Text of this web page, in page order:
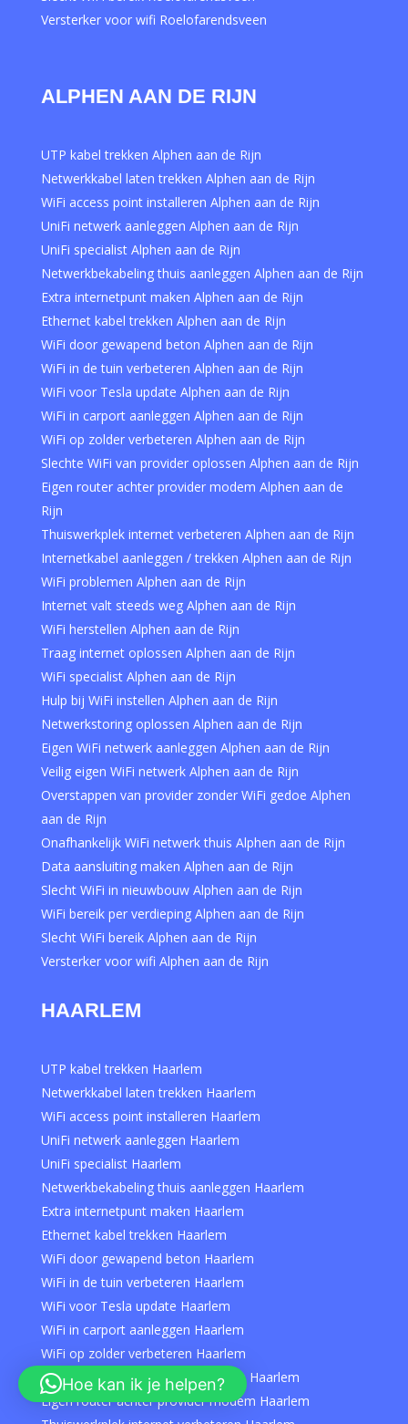
Versterker voor wifi Roelofarendsveen
ALPHEN AAN DE RIJN
UTP kabel trekken Alphen aan de Rijn
Netwerkkabel laten trekken Alphen aan de Rijn
WiFi access point installeren Alphen aan de Rijn
UniFi netwerk aanleggen Alphen aan de Rijn
UniFi specialist Alphen aan de Rijn
Netwerkbekabeling thuis aanleggen Alphen aan de Rijn
Extra internetpunt maken Alphen aan de Rijn
Ethernet kabel trekken Alphen aan de Rijn
WiFi door gewapend beton Alphen aan de Rijn
WiFi in de tuin verbeteren Alphen aan de Rijn
WiFi voor Tesla update Alphen aan de Rijn
WiFi in carport aanleggen Alphen aan de Rijn
WiFi op zolder verbeteren Alphen aan de Rijn
Slechte WiFi van provider oplossen Alphen aan de Rijn
Eigen router achter provider modem Alphen aan de
Rijn
Thuiswerkplek internet verbeteren Alphen aan de Rijn
Internetkabel aanleggen / trekken Alphen aan de Rijn
WiFi problemen Alphen aan de Rijn
Internet valt steeds weg Alphen aan de Rijn
WiFi herstellen Alphen aan de Rijn
Traag internet oplossen Alphen aan de Rijn
WiFi specialist Alphen aan de Rijn
Hulp bij WiFi instellen Alphen aan de Rijn
Netwerkstoring oplossen Alphen aan de Rijn
Eigen WiFi netwerk aanleggen Alphen aan de Rijn
Veilig eigen WiFi netwerk Alphen aan de Rijn
Overstappen van provider zonder WiFi gedoe Alphen
aan de Rijn
Onafhankelijk WiFi netwerk thuis Alphen aan de Rijn
Data aansluiting maken Alphen aan de Rijn
Slecht WiFi in nieuwbouw Alphen aan de Rijn
WiFi bereik per verdieping Alphen aan de Rijn
Slecht WiFi bereik Alphen aan de Rijn
Versterker voor wifi Alphen aan de Rijn
HAARLEM
UTP kabel trekken Haarlem
Netwerkkabel laten trekken Haarlem
WiFi access point installeren Haarlem
UniFi netwerk aanleggen Haarlem
UniFi specialist Haarlem
Netwerkbekabeling thuis aanleggen Haarlem
Extra internetpunt maken Haarlem
Ethernet kabel trekken Haarlem
WiFi door gewapend beton Haarlem
WiFi in de tuin verbeteren Haarlem
WiFi voor Tesla update Haarlem
WiFi in carport aanleggen Haarlem
WiFi op zolder verbeteren Haarlem
Slechte WiFi van provider oplossen Haarlem
Eigen router achter provider modem Haarlem
Hoe kan ik je helpen?